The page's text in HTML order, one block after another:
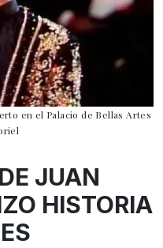
en el Palacio de Bellas Artes
JUAN
HISTORIA